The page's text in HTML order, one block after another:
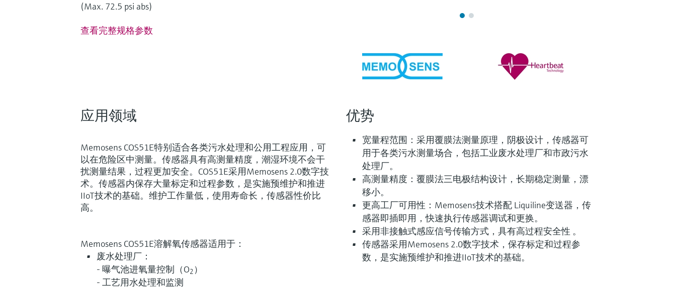
(Max. 72.5 psi abs)
查看完整规格参数
应用领域
Memosens COS51E特别适合各类污水处理和公用工程应用，可
以在危险区中测量。传感器具有高测量精度，潮湿环境不会干
扰测量结果，过程更加安全。COS51E采用Memosens 2.0数字技
术。传感器内保存大量标定和过程参数，是实施预维护和推进
IIoT技术的基础。维护工作量低，使用寿命长，传感器性价比
高。
Memosens COS51E溶解氧传感器适用于：
废水处理厂：
- 曝气池进氧量控制（O2 ）
- 工艺用水处理和监测
优势
宽量程范围：采用覆膜法测量原理，阴极设计，传感器可
用于各类污水测量场合，包括工业废水处理厂和市政污水
处理厂。
高测量精度：覆膜法三电极结构设计，长期稳定测量，漂
移小。
更高工厂可用性：Memosens技术搭配 Liquiline变送器，传
感器即插即用，快速执行传感器调试和更换。
采用非接触式感应信号传输方式，具有高过程安全性 。
传感器采用Memosens 2.0数字技术，保存标定和过程参
数，是实施预维护和推进IIoT技术的基础。